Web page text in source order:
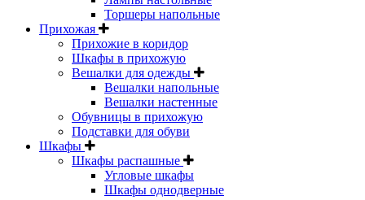
Торшеры напольные
Прихожая
Прихожие в коридор
Шкафы в прихожую
Вешалки для одежды
Вешалки напольные
Вешалки настенные
Обувницы в прихожую
Подставки для обуви
Шкафы
Шкафы распашные
Угловые шкафы
Шкафы однодверные